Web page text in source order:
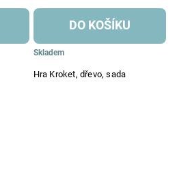
Hra Kroket, dřevo, sada
Skladem
DO KOŠÍKU